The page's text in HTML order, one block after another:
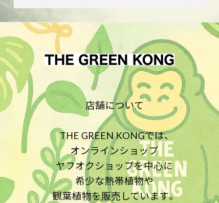
店舗について
THE GREEN KONGでは、
オンラインショップ
ヤフオクショップを中心に
希少な熱帯植物や
観葉植物を販売しています。